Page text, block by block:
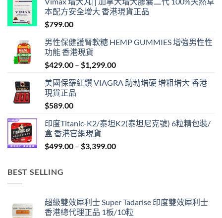
本配方安全增大 香港現貨正品
$799.00
男性保健護腎軟糖 HEMP GUMMIES 增強男性性
功能 香港現貨
$429.00 – $1,299.00Price
$429.00
美國保羅紅鑽 VIAGRA 助勃增硬 增粗增大 香港
現貨正品
$589.00
印度Titanic-K2/泰坦K2(泰坦尼克號) 6粒精包裝/
盒 香港官網現貨
$499.00 – $3,399.00Price
BEST SELLING
超級雙效犀利士 Super Tadarise 印度雙效犀利士
香港總代理正品 1板/10粒